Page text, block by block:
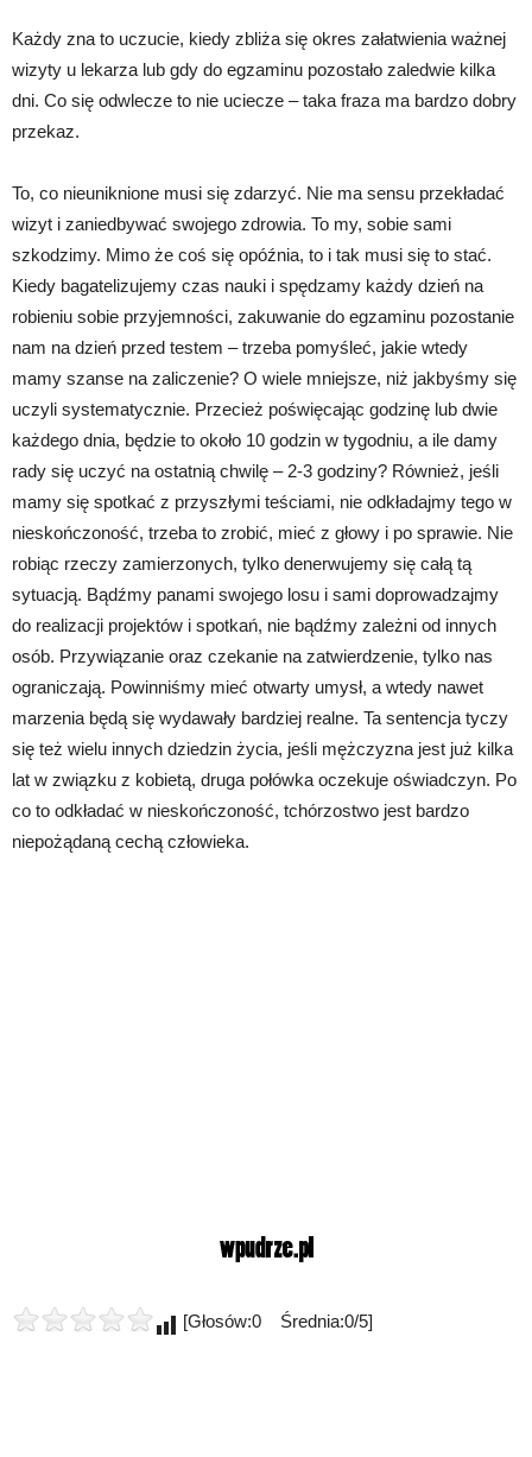
Każdy zna to uczucie, kiedy zbliża się okres załatwienia ważnej
wizyty u lekarza lub gdy do egzaminu pozostało zaledwie kilka
dni. Co się odwlecze to nie uciecze – taka fraza ma bardzo dobry
przekaz.
To, co nieuniknione musi się zdarzyć. Nie ma sensu przekładać
wizyt i zaniedbywać swojego zdrowia. To my, sobie sami
szkodzimy. Mimo że coś się opóźnia, to i tak musi się to stać.
Kiedy bagatelizujemy czas nauki i spędzamy każdy dzień na
robieniu sobie przyjemności, zakuwanie do egzaminu pozostanie
nam na dzień przed testem – trzeba pomyśleć, jakie wtedy
mamy szanse na zaliczenie? O wiele mniejsze, niż jakbyśmy się
uczyli systematycznie. Przecież poświęcając godzinę lub dwie
każdego dnia, będzie to około 10 godzin w tygodniu, a ile damy
rady się uczyć na ostatnią chwilę – 2-3 godziny? Również, jeśli
mamy się spotkać z przyszłymi teściami, nie odkładajmy tego w
nieskończoność, trzeba to zrobić, mieć z głowy i po sprawie. Nie
robiąc rzeczy zamierzonych, tylko denerwujemy się całą tą
sytuacją. Bądźmy panami swojego losu i sami doprowadzajmy
do realizacji projektów i spotkań, nie bądźmy zależni od innych
osób. Przywiązanie oraz czekanie na zatwierdzenie, tylko nas
ograniczają. Powinniśmy mieć otwarty umysł, a wtedy nawet
marzenia będą się wydawały bardziej realne. Ta sentencja tyczy
się też wielu innych dziedzin życia, jeśli mężczyzna jest już kilka
lat w związku z kobietą, druga połówka oczekuje oświadczyn. Po
co to odkładać w nieskończoność, tchórzostwo jest bardzo
niepożądaną cechą człowieka.
[Głosów:0 Średnia:0/5]